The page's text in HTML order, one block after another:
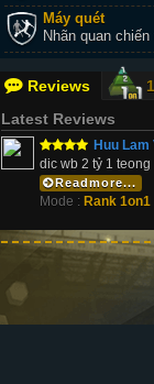
Máy quét
Nhãn quan
Reviews
Latest Reviews
Huu Lam
dic wb 2 tỷ 1
Readmore...
Mode : Rank 1on1